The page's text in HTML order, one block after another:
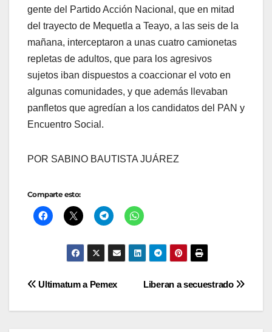
gente del Partido Acción Nacional, que en mitad
del trayecto de Mequetla a Teayo, a las seis de la
mañana, interceptaron a unas cuatro camionetas
repletas de adultos, que para los agresivos
sujetos iban dispuestos a coaccionar el voto en
algunas comunidades, y que además llevaban
panfletos que agredían a los candidatos del PAN y
Encuentro Social.
POR SABINO BAUTISTA JUÁREZ
Comparte esto:
Navegación
de
Liberan a secuestrado
Ultimatum a Pemex